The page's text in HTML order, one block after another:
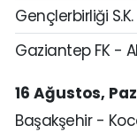
Gençlerbirliği
Gaziantep FK -
16 Ağustos,
Başakşehir -